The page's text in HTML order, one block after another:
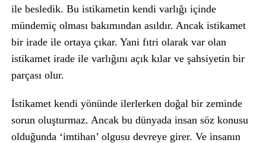
ile besledik. Bu istikametin kendi varlığı içinde
mündemiç olması bakımından asıldır. Ancak istikamet
bir irade ile ortaya çıkar. Yani fıtri olarak var olan
istikamet irade ile varlığını açık kılar ve şahsiyetin bir
parçası olur.
İstikamet kendi yönünde ilerlerken doğal bir zeminde
sorun oluşturmaz. Ancak bu dünyada insan söz konusu
olduğunda ‘imtihan’ olgusu devreye girer. Ve insanın